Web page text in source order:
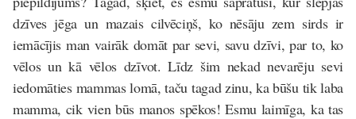
dzīves jēga un mazais cilvēciņš, ko nēsāju zem sirds ir
iemācījis man vairāk domāt par sevi, savu dzīvi, par to, ko
vēlos un kā vēlos dzīvot. Līdz šim nekad nevarēju sevi
iedomāties mammas lomā, taču tagad zinu, ka būšu tik laba
mamma, cik vien būs manos spēkos! Esmu laimīga, ka tas